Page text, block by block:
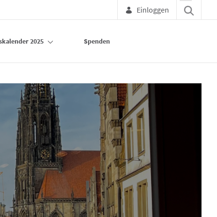
Einloggen
2025 Spenden